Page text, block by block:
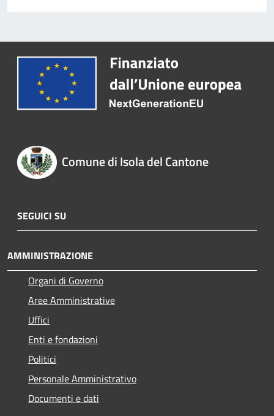
Comune di Isola del Cantone
SEGUICI SU
AMMINISTRAZIONE
Organi di Governo
Aree Amministrative
Uffici
Enti e fondazioni
Politici
Personale Amministrativo
Documenti e dati